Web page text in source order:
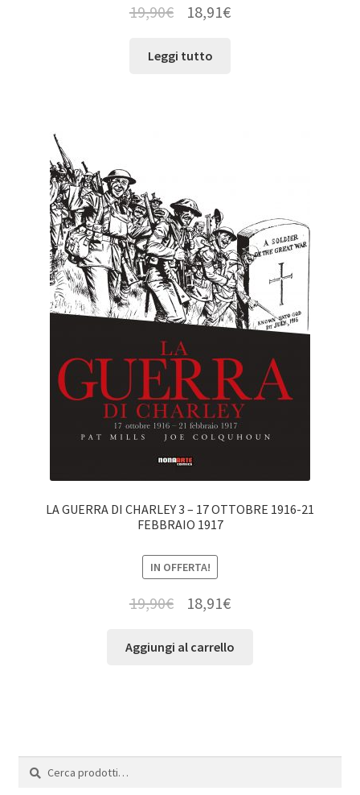
19,90€ 18,91€
Leggi tutto
LA GUERRA DI CHARLEY 3 – 17 OTTOBRE 1916-21
FEBBRAIO 1917
IN OFFERTA!
19,90€ 18,91€
Aggiungi al carrello
Cerca:
Cerca